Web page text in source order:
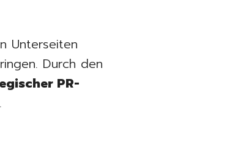
Unterseiten
Durch den
PR-